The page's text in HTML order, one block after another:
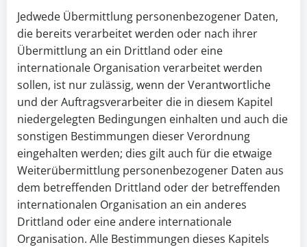
Jedwede Übermittlung personenbezogener Daten,
die bereits verarbeitet werden oder nach ihrer
Übermittlung an ein Drittland oder eine
internationale Organisation verarbeitet werden
sollen, ist nur zulässig, wenn der Verantwortliche
und der Auftragsverarbeiter die in diesem Kapitel
niedergelegten Bedingungen einhalten und auch die
sonstigen Bestimmungen dieser Verordnung
eingehalten werden; dies gilt auch für die etwaige
Weiterübermittlung personenbezogener Daten aus
dem betreffenden Drittland oder der betreffenden
internationalen Organisation an ein anderes
Drittland oder eine andere internationale
Organisation. Alle Bestimmungen dieses Kapitels